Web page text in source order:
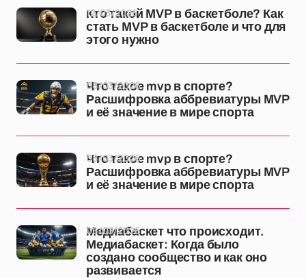
Кто такой MVP в баскетболе? Как
стать MVP в баскетболе и что для
этого нужно
12/03/2026
Что такое mvp в спорте?
Расшифровка аббревиатуры MVP
и её значение в мире спорта
08/03/2026
Что такое mvp в спорте?
Расшифровка аббревиатуры MVP
и её значение в мире спорта
08/03/2026
Медиабаскет что происходит.
Медиабаскет: Когда было
создано сообщество и как оно
развивается
06/03/2026